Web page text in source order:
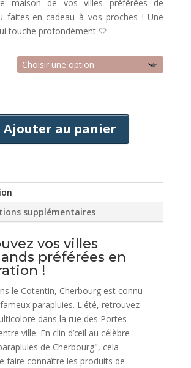
maison de vos villes préférées de
faites-en cadeau à vos proches ! Une
touche profondément 🤍
Ajouter au panier
supplémentaires
vos villes
préférées en
!
le Cotentin, Cherbourg est connu
parapluies. L'été, retrouvez
dans la rue des Portes
ville. En clin d’œil au célèbre
de Cherbourg", cela
faire connaître les produits de